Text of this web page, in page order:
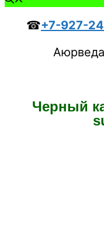
☎+7-927-
Аюрведа
Черный